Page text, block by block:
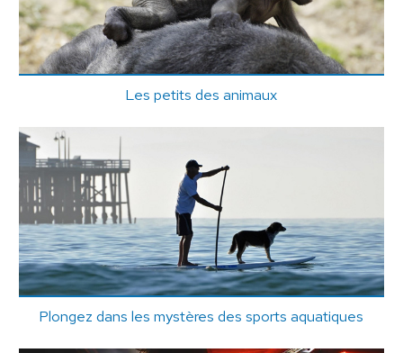
Les petits des animaux
Plongez dans les mystères des sports aquatiques